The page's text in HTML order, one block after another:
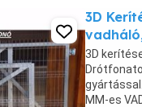
3D
3D
MM-es